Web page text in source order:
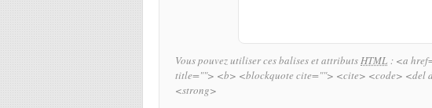
Vous pouvez utiliser ces balises et attributsHTML : <a
title=""> <b> <blockquote cite=""> <cite> <code> <del
<strong>